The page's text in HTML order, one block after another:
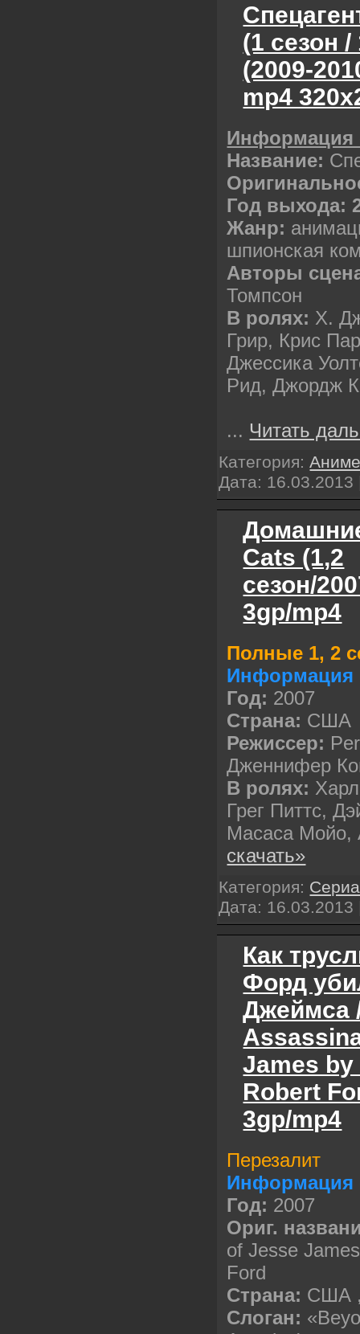
(1 сезон
(2009-
mp4
Название:
Год выхода:
Жанр:
шпионская
Авторы
Томпсон
В ролях: Х.
Грир, Крис
Джессика
Рид, Джордж
... Читать
Категория:
Дата: 16.03.2013
Cats (1,2
сезон/
3gp/mp4
Полные 1, 2
Год: 2007
Cтрана: США
Режиссер:
Дженнифер
В ролях:
Грег Питтс,
Масаса
скачать»
Категория:
Дата: 16.03.2013
Как
Форд
Джеймса
James
Robert
3gp/mp4
Перезалит
Год: 2007
Ориг.
of Jesse
Ford
Страна: США
Слоган: